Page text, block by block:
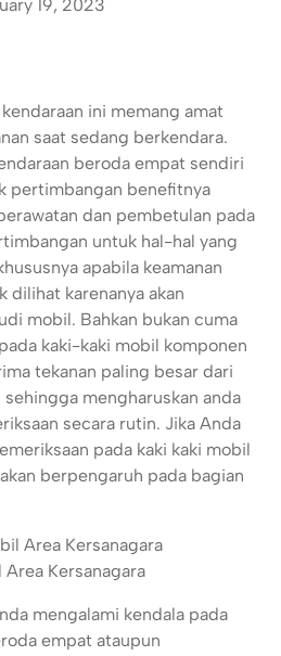
19, 2023
ini memang amat
saat sedang berkendara.
beroda empat sendiri
pertimbangan benefitnya
dan pembetulan pada
untuk hal-hal yang
apabila keamanan
dilihat karenanya akan
mobil. Bahkan bukan cuma
kaki-kaki mobil komponen
tekanan paling besar dari
mengharuskan anda
secara rutin. Jika Anda
pada kaki kaki mobil
berpengaruh pada bagian
Kersanagara
mengalami kendala pada
empat ataupun